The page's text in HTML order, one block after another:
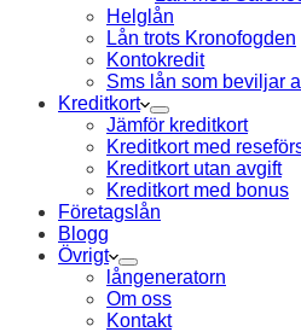
Helglån
Lån trots Kronofogden
Kontokredit
Sms lån som beviljar
Kreditkort
Jämför kreditkort
Kreditkort med
Kreditkort utan avgift
Kreditkort med bonus
Företagslån
Blogg
Övrigt
långeneratorn
Om oss
Kontakt